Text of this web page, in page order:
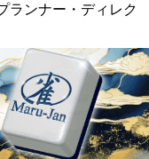
ランナー・ディレク